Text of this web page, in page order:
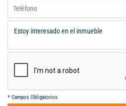
* Campos Obligatorios